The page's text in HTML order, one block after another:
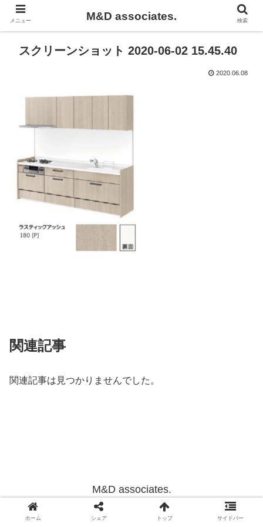
スクリーンショット 2020-06-02 15.45.40
2020.06.08
関連記事
関連記事は見つかりませんでした。
M&D associates.
Copyright © 2012-2022 M&D associates. All Rights Reserved.
メニュー M&D associates. 検索
ホーム シェア トップ サイドバー